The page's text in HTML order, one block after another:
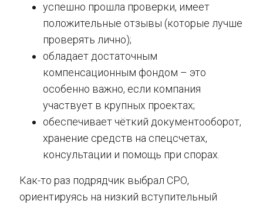
успешно прошла проверки, имеет
положительные отзывы (которые лучше
проверять лично);
обладает достаточным
компенсационным фондом – это
особенно важно, если компания
участвует в крупных проектах;
обеспечивает чёткий документооборот,
хранение средств на спецсчетах,
консультации и помощь при спорах.
Как-то раз подрядчик выбрал СРО,
ориентируясь на низкий вступительный